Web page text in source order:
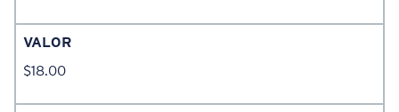
VALOR
$18.00